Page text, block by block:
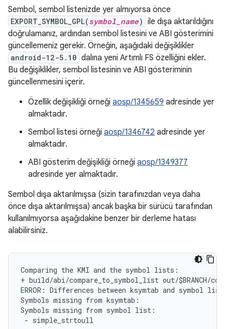
Sembol, sembol listenizde yer almıyorsa önce
EXPORT_SYMBOL_GPL(symbol_name) ile dışa aktarıldığını
doğrulamanız, ardından sembol listesini ve ABI gösterimini
güncellemeniz gerekir. Örneğin, aşağıdaki değişiklikler
android-12-5.10 dalına yeni Artımlı FS özelliğini ekler.
Bu değişiklikler, sembol listesinin ve ABI gösteriminin
güncellenmesini içerir.
Özellik değişikliği örneği aosp/1345659 adresinde yer
almaktadır.
Sembol listesi örneği aosp/1346742 adresinde yer
almaktadır.
ABI gösterim değişikliği örneği aosp/1349377
adresinde yer almaktadır.
Sembol dışa aktarılmışsa (sizin tarafınızdan veya daha
önce dışa aktarılmışsa) ancak başka bir sürücü tarafından
kullanılmıyorsa aşağıdakine benzer bir derleme hatası
alabilirsiniz.
Comparing the KMI and the symbol lists:
+ build/abi/compare_to_symbol_list out/$BRANCH/
ERROR: Differences between ksymtab and symbol
Symbols missing from ksymtab:
Symbols missing from symbol list: